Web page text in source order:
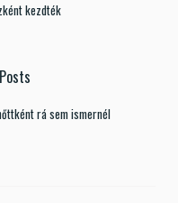
kezdték
rá sem ismernél